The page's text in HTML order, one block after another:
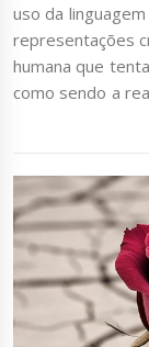
uso da
representações
humana que
como sendo a